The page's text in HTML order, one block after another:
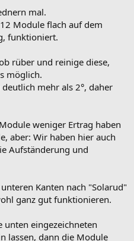
mal.
Module flach auf dem
funktioniert.
rüber und reinige diese,
möglich.
mehr als 2°, daher
weniger Ertrag haben
aber: Wir haben hier auch
Aufständerung und
Kanten nach "Solarud"
ganz gut funktionieren.
unten eingezeichneten
lassen, dann die Module